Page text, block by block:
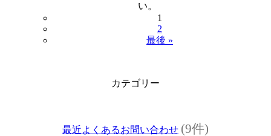
い。
1
2
最後 »
カテゴリー
最近よくあるお問い合わせ (9件)